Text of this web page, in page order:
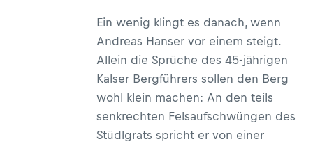
Ein wenig klingt es danach, wenn
Andreas Hanser vor einem steigt.
Allein die Sprüche des 45-jährigen
Kalser Bergführers sollen den Berg
wohl klein machen: An den teils
senkrechten Felsaufschwüngen des
Stüdlgrats spricht er von einer